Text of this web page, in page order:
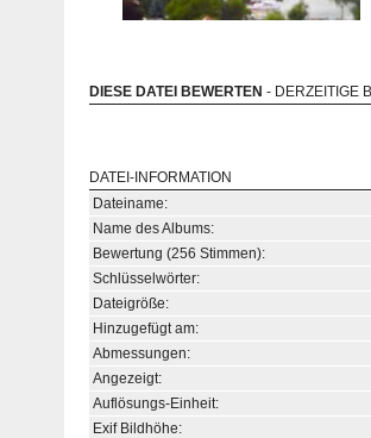
DIESE DATEI BEWERTEN - DERZEITIGE
DATEI-INFORMATION
Dateiname:
Name des Albums:
Bewertung (256 Stimmen):
Schlüsselwörter:
Dateigröße:
Hinzugefügt am:
Abmessungen:
Angezeigt:
Auflösungs-Einheit:
Exif Bildhöhe: